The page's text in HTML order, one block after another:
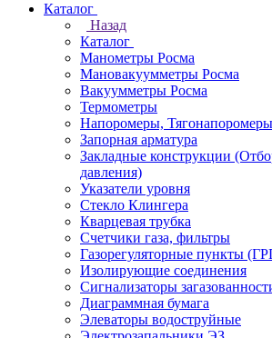
Каталог
Назад
Каталог
Манометры Росма
Мановакуумметры Росма
Вакуумметры Росма
Термометры
Напоромеры, Тягонапоромеры
Запорная арматура
Закладные конструкции
давления)
Указатели уровня
Стекло Клингера
Кварцевая трубка
Счетчики газа, фильтры
Газорегуляторные пункты
Изолирующие соединения
Сигнализаторы
Диаграммная бумага
Элеваторы водоструйные